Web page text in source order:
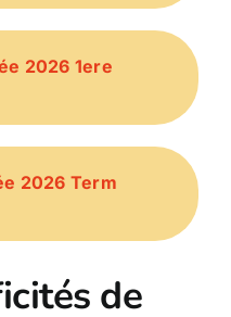
2026 1ere
2026 Term
de